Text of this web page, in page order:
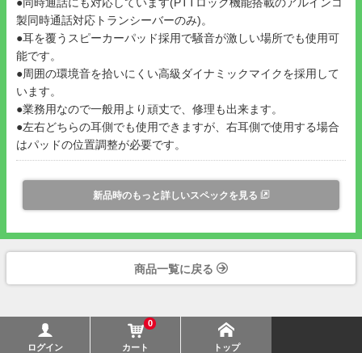
製同時通話対応トランシーバーのみ)。
●耳を覆うスピーカーパッド採用で騒音が激しい場所でも使用可
能です。
●周囲の環境音を拾いにくい高級ダイナミックマイクを採用して
います。
●業務用なので一般用より頑丈で、修理も出来ます。
●左右どちらの耳側でも使用できますが、右耳側で使用する場合
はパッドの位置調整が必要です。
新品時のもっと詳しいスペックを見る
商品一覧に戻る
ログイン
0
カート トップ